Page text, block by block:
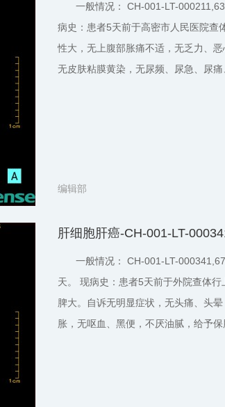
一般情况： CH-001-LT-
病史：患者5天前于高密市人民医院查
性大，无上腹部胀痛不适，无乏力、
无皮肤粘膜黄染，无尿频、尿急、尿痛
编辑部
肝细胞肝癌-CH-001-LT-
一般情况： CH-001-LT-
天。 现病史：患者5天前于外院查体
脾大。自诉无明显症状，无头痛、头
胀，无呕血、黑便，不厌油腻，给予